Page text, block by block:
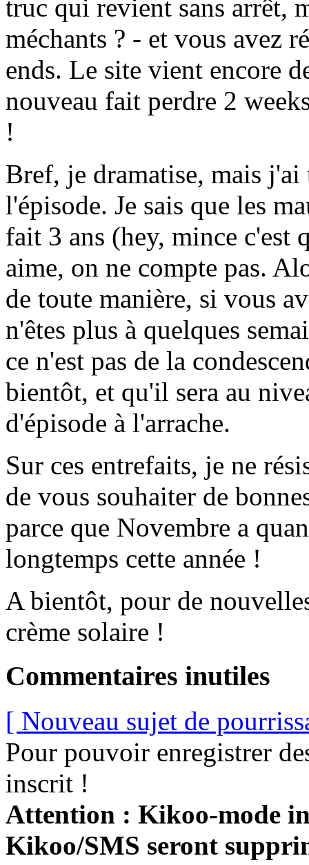
truc qui revient sans arrêt,
méchants ? - et vous avez
ends. Le site vient encore
nouveau fait perdre 2
!
Bref, je dramatise, mais j'ai
l'épisode. Je sais que les
fait 3 ans (hey, mince c'est
aime, on ne compte pas.
de toute manière, si vous
n'êtes plus à quelques
ce n'est pas de la
bientôt, et qu'il sera au
d'épisode à l'arrache.
Sur ces entrefaits, je ne
de vous souhaiter de
parce que Novembre a
longtemps cette année !
A bientôt, pour de
crème solaire !
Commentaires inutiles
[ Nouveau sujet de
Pour pouvoir enregistrer
inscrit !
Attention : Kikoo-mode
Kikoo/SMS seront